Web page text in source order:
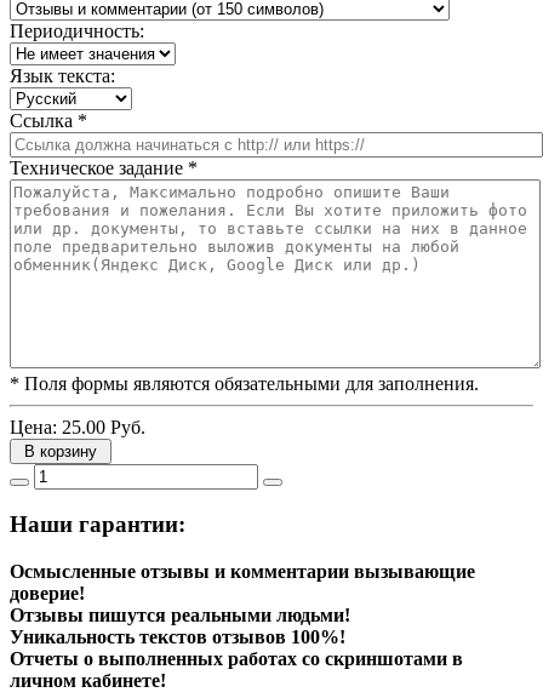
Периодичность:
Язык текста:
Ссылка *
Техническое задание *
* Поля формы являются обязательными для заполнения.
Цена: 25.00 Руб.
В корзину
Наши гарантии:
Осмысленные отзывы и комментарии вызывающие
доверие!
Отзывы пишутся реальными людьми!
Уникальность текстов отзывов 100%!
Отчеты о выполненных работах со скриншотами в
личном кабинете!